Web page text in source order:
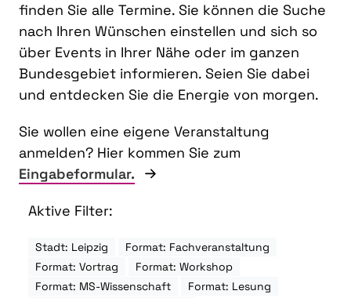
finden Sie alle Termine. Sie können die Suche
nach Ihren Wünschen einstellen und sich so
über Events in Ihrer Nähe oder im ganzen
Bundesgebiet informieren. Seien Sie dabei
und entdecken Sie die Energie von morgen.
Sie wollen eine eigene Veranstaltung
anmelden? Hier kommen Sie zum
Eingabeformular.
Aktive Filter:
Stadt: Leipzig
Format: Fachveranstaltung
Format: Vortrag
Format: Workshop
Format: MS-Wissenschaft
Format: Lesung